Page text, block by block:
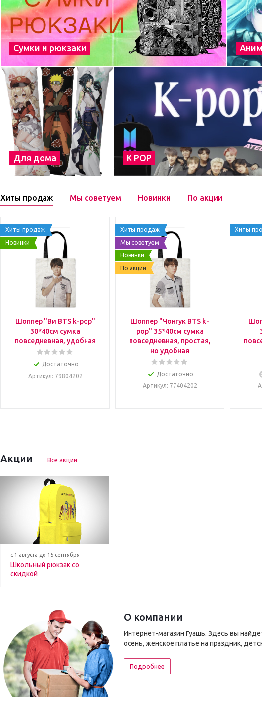
Сумки и рюкзаки
Для дома К POP
Хиты продаж Мы советуем Новинки По акции
Хиты продаж
Новинки
Шоппер "Ви BTS k-pop"
30*40см сумка
повседневная, удобная
Достаточно
Артикул: 79804202
Хиты продаж
Мы советуем
Новинки
По акции
Шоппер "Чонгук BTS k-
pop" 35*40см сумка
повседневная, простая,
но удобная
Достаточно
Артикул: 77404202
Хиты
Акции Все акции
с 1 августа до 15 сентября
Школьный рюкзак со
скидкой
О компании
Интернет-магазин Гуашь. Здесь вы
осень, женское платье на праздник,
Подробнее